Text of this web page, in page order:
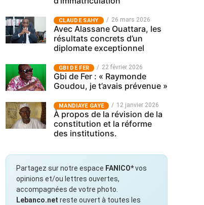
CLAUDE SAHY 26 mars 2026
Avec Alassane Ouattara, les
résultats concrets d’un
diplomate exceptionnel
GBI DE FER 22 février 2026
Gbi de Fer : « Raymonde
Goudou, je t’avais prévenue »
MANDIAYE GAYE 12 janvier 2026
À propos de la révision de la
constitution et la réforme
des institutions.
Partagez sur notre espace FANICO*vos
opinions et/ou lettres ouvertes,
accompagnées de votre photo.
Lebanco.net reste ouvert à toutes les